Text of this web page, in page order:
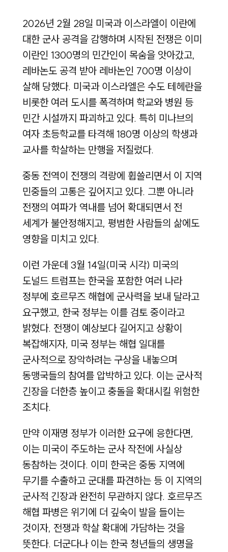
2026년 2월 28일 미국과 이스라엘이 이란에
대한 군사 공격을 감행하며 시작된 전쟁은 이미
이란인 1300명의 민간인이 목숨을 앗아갔고,
레바논도 공격 받아 레바논인 700명 이상이
살해 당했다. 미국과 이스라엘은 수도 테헤란을
비롯한 여러 도시를 폭격하며 학교와 병원 등
민간 시설까지 파괴하고 있다. 특히 미나브의
여자 초등학교를 타격해 180명 이상의 학생과
교사를 학살하는 만행을 저질렀다.
중동 전역이 전쟁의 격랑에 휩쓸리면서 이 지역
민중들의 고통은 깊어지고 있다. 그뿐 아니라
전쟁의 여파가 역내를 넘어 확대되면서 전
세계가 불안정해지고, 평범한 사람들의 삶에도
영향을 미치고 있다.
이런 가운데 3월 14일(미국 시각) 미국의
도널드 트럼프는 한국을 포함한 여러 나라
정부에 호르무즈 해협에 군사력을 보내 달라고
요구했고, 한국 정부는 이를 검토 중이라고
밝혔다. 전쟁이 예상보다 길어지고 상황이
복잡해지자, 미국 정부는 해협 일대를
군사적으로 장악하려는 구상을 내놓으며
동맹국들의 참여를 압박하고 있다. 이는 군사적
긴장을 더한층 높이고 충돌을 확대시킬 위험한
조치다.
만약 이재명 정부가 이러한 요구에 응한다면,
이는 미국이 주도하는 군사 작전에 사실상
동참하는 것이다. 이미 한국은 중동 지역에
무기를 수출하고 군대를 파견하는 등 이 지역의
군사적 긴장과 완전히 무관하지 않다. 호르무즈
해협 파병은 위기에 더 깊숙이 발을 들이는
것이자, 전쟁과 학살 확대에 가담하는 것을
뜻한다. 더군다나 이는 한국 청년들의 생명을